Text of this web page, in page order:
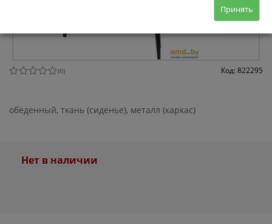
(0) Код: 822295
обеденный, ткань (сиденье), металл (каркас)
Нет в наличии
Принять